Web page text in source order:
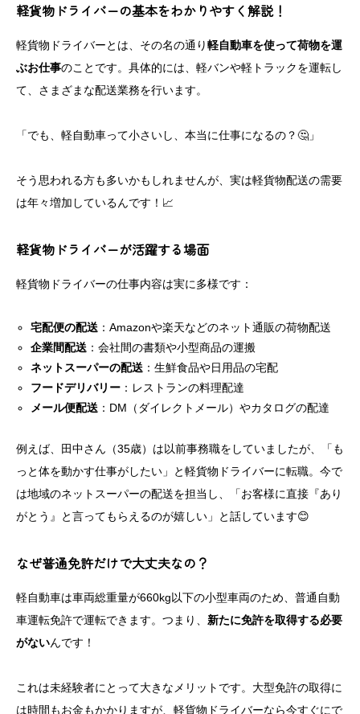
軽貨物ドライバーの基本をわかりやすく解説！
軽貨物ドライバーとは、その名の通り軽自動車を使って荷物を運
ぶお仕事のことです。具体的には、軽バンや軽トラックを運転し
て、さまざまな配送業務を行います。
「でも、軽自動車って小さいし、本当に仕事になるの？🤔」
そう思われる方も多いかもしれませんが、実は軽貨物配送の需要
は年々増加しているんです！📈
軽貨物ドライバーが活躍する場面
軽貨物ドライバーの仕事内容は実に多様です：
宅配便の配送 ：Amazonや楽天などのネット通販の荷物配送
企業間配送 ：会社間の書類や小型商品の運搬
ネットスーパーの配送 ：生鮮食品や日用品の宅配
フードデリバリー ：レストランの料理配達
メール便配送 ：DM（ダイレクトメール）やカタログの配達
例えば、田中さん（35歳）は以前事務職をしていましたが、「も
っと体を動かす仕事がしたい」と軽貨物ドライバーに転職。今で
は地域のネットスーパーの配送を担当し、「お客様に直接『あり
がとう』と言ってもらえるのが嬉しい」と話しています😊
なぜ普通免許だけで大丈夫なの？
軽自動車は車両総重量が660kg以下の小型車両のため、普通自動
車運転免許で運転できます。つまり、 新たに免許を取得する必要
がないんです！
これは未経験者にとって大きなメリットです。大型免許の取得に
は時間もお金もかかりますが、軽貨物ドライバーなら今すぐにで